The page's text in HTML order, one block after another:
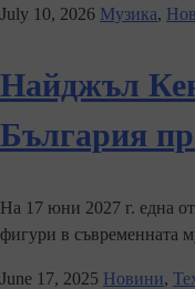
July 10, 2026 Музика,
Найджъл
България
На 17 юни 2027 г. една
фигури в съвременната
June 17, 2025 Новини,